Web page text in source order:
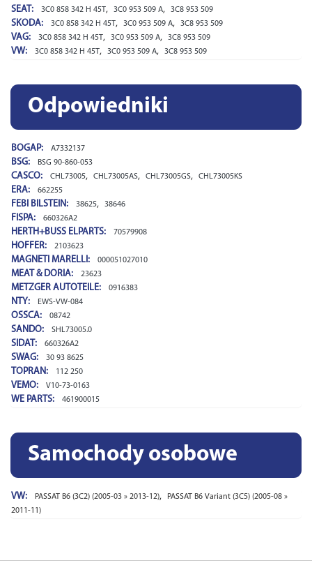
SEAT:
3C0 858 342 H 45T, 3C0 953 509 A, 3C8 953 509
SKODA: 3C0 858 342 H 45T, 3C0 953 509 A, 3C8 953 509
VAG: 3C0 858 342 H 45T, 3C0 953 509 A, 3C8 953 509
VW: 3C0 858 342 H 45T, 3C0 953 509 A, 3C8 953 509
Odpowiedniki
BOGAP: A7332137
BSG: BSG 90-860-053
CASCO: CHL73005, CHL73005AS, CHL73005GS, CHL73005KS
ERA: 662255
FEBI BILSTEIN: 38625, 38646
FISPA: 660326A2
HERTH+BUSS ELPARTS: 70579908
HOFFER: 2103623
MAGNETI MARELLI: 000051027010
MEAT & DORIA: 23623
METZGER AUTOTEILE: 0916383
NTY: EWS-VW-084
OSSCA: 08742
SANDO: SHL73005.0
SIDAT: 660326A2
SWAG: 30 93 8625
TOPRAN: 112 250
VEMO: V10-73-0163
WE PARTS: 461900015
Samochody osobowe
VW: PASSAT B6 (3C2) (2005-03 » 2013-12),
PASSAT B6 Variant (3C5) (2005-08 »
2011-11)